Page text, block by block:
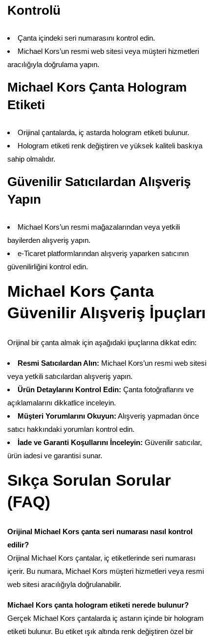
Kontrolü
Çanta içindeki seri numarasını kontrol edin.
Michael Kors’un resmi web sitesi veya müşteri hizmetleri
aracılığıyla doğrulama yapın.
Michael Kors Çanta Hologram
Etiketi
Orijinal çantalarda, iç astarda hologram etiketi bulunur.
Hologram etiketi renk değiştiren ve yüksek kaliteli baskıya
sahip olmalıdır.
Güvenilir Satıcılardan Alışveriş
Yapın
Michael Kors’un resmi mağazalarından veya yetkili
bayilerden alışveriş yapın.
e-Ticaret platformlarından alışveriş yaparken satıcının
güvenilirliğini kontrol edin.
Michael Kors Çanta
Güvenilir Alışveriş İpuçları
Orijinal bir çanta almak için aşağıdaki ipuçlarına dikkat edin:
Resmi Satıcılardan Alın: Michael Kors’un resmi web sitesi
veya yetkili satıcılardan alışveriş yapın.
Ürün Detaylarını Kontrol Edin: Çanta fotoğraflarını ve
açıklamalarını dikkatlice inceleyin.
Müşteri Yorumlarını Okuyun: Alışveriş yapmadan önce
satıcı hakkındaki yorumları kontrol edin.
İade ve Garanti Koşullarını İnceleyin: Güvenilir satıcılar,
ürün iadesi ve garantisi sunar.
Sıkça Sorulan Sorular
(FAQ)
Orijinal Michael Kors çanta seri numarası nasıl kontrol
edilir?
Orijinal Michael Kors çantalar, iç etiketlerinde seri numarası
içerir. Bu numara, Michael Kors müşteri hizmetleri veya resmi
web sitesi aracılığıyla doğrulanabilir.
Michael Kors çanta hologram etiketi nerede bulunur?
Gerçek Michael Kors çantalarda iç astarın içinde bir hologram
etiketi bulunur. Bu etiket ışık altında renk değiştiren özel bir